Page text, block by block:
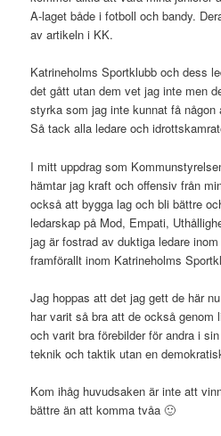
A-laget både i fotboll och bandy.
av artikeln i KK.
Katrineholms Sportklubb och dess
det gått utan dem vet jag inte men
styrka som jag inte kunnat få någon
Så tack alla ledare och
I mitt uppdrag som
hämtar jag kraft och offensiv från
också att bygga lag och bli bättre
ledarskap på Mod, Empati,
jag är fostrad av duktiga ledare
framförallt inom Katrineholms
Jag hoppas att det jag gett de här
har varit så bra att de också genom
och varit bra förebilder för andra i
teknik och taktik utan en
Kom ihåg huvudsaken är inte att
bättre än att komma tvåa 🙂